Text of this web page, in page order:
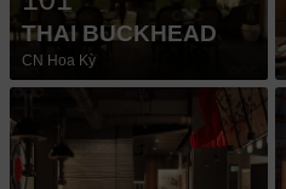
THAI BUCKHEAD
CN Hoa Kỳ